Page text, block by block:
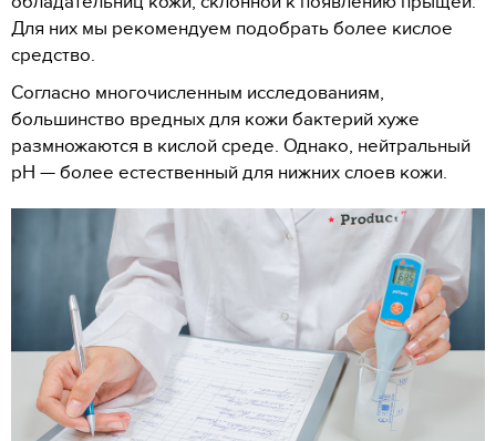
Для них мы рекомендуем подобрать более кислое
средство.
Согласно многочисленным исследованиям,
большинство вредных для кожи бактерий хуже
размножаются в кислой среде. Однако, нейтральный
рН — более естественный для нижних слоев кожи.